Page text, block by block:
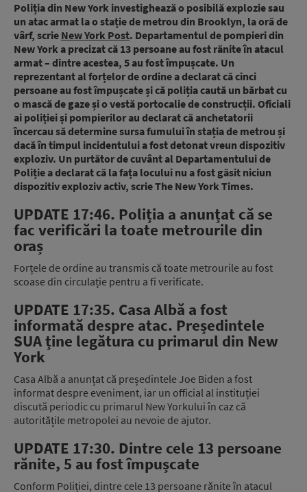
Poliția din New York investighează o posibilă explozie sau
un atac armat la o stație de metrou din Brooklyn, la oră de
vârf, scrie New York Post. Departamentul de pompieri din
New York a precizat că 13 persoane au fost rănite în atacul
armat – dintre acestea, 5 au fost împușcate. Un
reprezentant al forțelor de ordine a declarat că cinci
persoane au fost împușcate și că poliția caută un bărbat cu
o mască de gaze și o vestă portocalie de construcții. Oficiali
ai poliției și pompierilor au declarat că anchetatorii
încercau să determine sursa fumului în stația de metrou și
dacă în timpul incidentului a fost detonat vreun dispozitiv
exploziv. Un purtător de cuvânt al Departamentului de
Poliție a declarat că la fața locului nu a fost găsit niciun
dispozitiv exploziv activ, scrie The New York Times.
UPDATE 17:46. Poliția a anunțat că se
fac verificări la toate metrourile din
oraș
Forțele de ordine au transmis că toate metrourile au fost
scoase din circulație pentru a fi verificate.
UPDATE 17:35. Casa Albă a fost
informată despre atac. Președintele
SUA ține legătura cu primarul din New
York
Casa Albă a anunțat că președintele Joe Biden a fost
informat despre eveniment, iar un official al instituției
discută periodic cu primarul New Yorkului în caz că
autoritățile metropolei au nevoie de ajutor.
UPDATE 17:30. Dintre cele 13 persoane
rănite, 5 au fost împușcate
Conform Poliției, dintre cele 13 persoane rănite în atacul